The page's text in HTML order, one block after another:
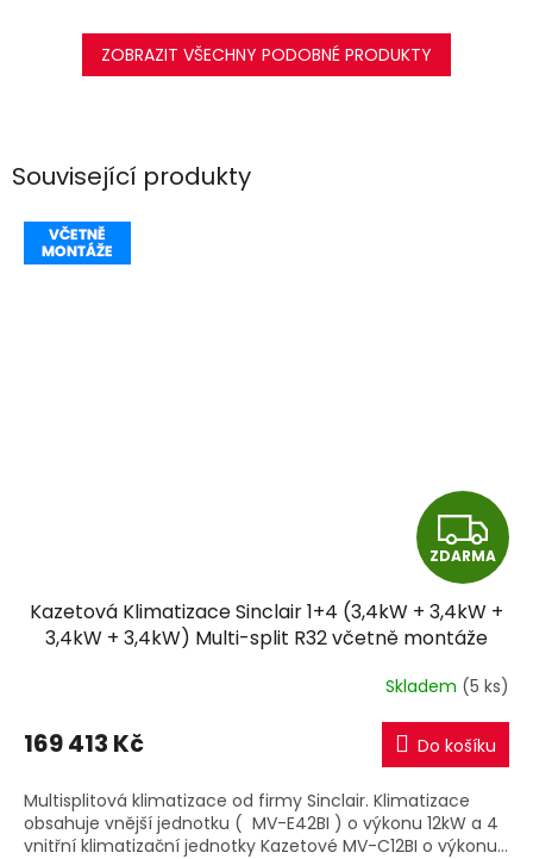
Související produkty
Z
D
A
R
M
A
ZDARMA
Kazetová Klimatizace Sinclair 1+4 (3,4kW + 3,4kW +
3,4kW + 3,4kW) Multi-split R32 včetně montáže
Skladem (5 ks)
169 413 Kč Do košíku
Multisplitová klimatizace od firmy Sinclair. Klimatizace
obsahuje vnější jednotku ( MV-E42BI ) o výkonu 12kW a 4
vnitřní klimatizační jednotky Kazetové MV-C12BI o výkonu...
ZOBRAZIT VŠECHNY PODOBNÉ PRODUKTY